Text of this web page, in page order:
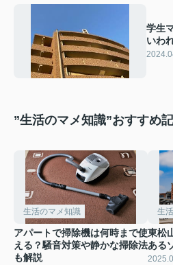
学生
いわ
ご紹
”生活のマメ知識”おすすめ
生活のマメ知識
アパートで掃除機は何時まで使
える？騒音対策や静かな掃除法
も解説
生
東松
ある